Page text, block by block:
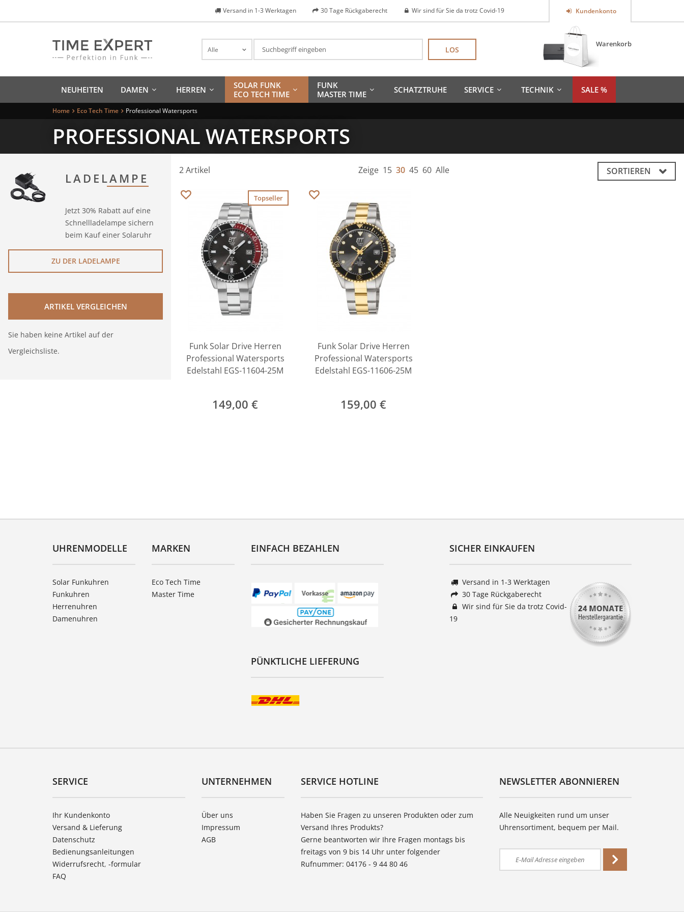
Kundenkonto
Versand in 1-3 Werktagen 30 Tage Rückgaberecht Wir sind für Sie da trotz Covid-19
Warenkorb
Alle LOS
NEUHEITEN DAMEN HERREN
SOLAR FUNK
ECO TECH TIME
FUNK
MASTER TIME
SCHATZTRUHE SERVICE TECHNIK SALE %
Home Eco Tech Time Professional Watersports
PROFESSIONAL WATERSPORTS
2 Artikel Zeige 15 30 45 60 Alle SORTIEREN
Topseller
Funk Solar Drive Herren
Professional Watersports
Edelstahl EGS-11604-25M
149,00 €
Funk Solar Drive Herren
Professional Watersports
Edelstahl EGS-11606-25M
159,00 €
LADELAMPE
Jetzt 30% Rabatt auf eine
Schnellladelampe sichern
beim Kauf einer Solaruhr
ZU DER LADELAMPE
ARTIKEL VERGLEICHEN
Sie haben keine Artikel auf der
Vergleichsliste.
UHRENMODELLE
Solar Funkuhren
Funkuhren
Herrenuhren
Damenuhren
MARKEN
Eco Tech Time
Master Time
EINFACH BEZAHLEN
PÜNKTLICHE LIEFERUNG
SICHER EINKAUFEN
Versand in 1-3 Werktagen
30 Tage Rückgaberecht
Wir sind für Sie da trotz Covid-
19
SERVICE
Ihr Kundenkonto
Versand & Lieferung
Datenschutz
Bedienungsanleitungen
Widerrufsrecht, -formular
FAQ
UNTERNEHMEN
Über uns
Impressum
AGB
SERVICE HOTLINE
Haben Sie Fragen zu unseren Produkten oder zum
Versand Ihres Produkts?
Gerne beantworten wir Ihre Fragen montags bis
freitags von 9 bis 14 Uhr unter folgender
Rufnummer: 04176 - 9 44 80 46
NEWSLETTER ABONNIEREN
Alle Neuigkeiten rund um unser
Uhrensortiment, bequem per Mail.